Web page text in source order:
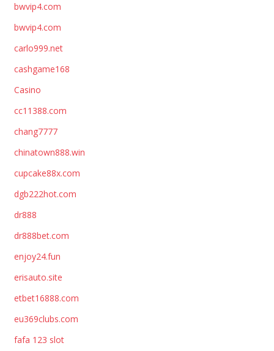
bwvip4.com
bwvip4.com
carlo999.net
cashgame168
Casino
cc11388.com
chang7777
chinatown888.win
cupcake88x.com
dgb222hot.com
dr888
dr888bet.com
enjoy24.fun
erisauto.site
etbet16888.com
eu369clubs.com
fafa 123 slot